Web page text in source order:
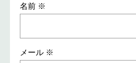
名前 ※
メール ※